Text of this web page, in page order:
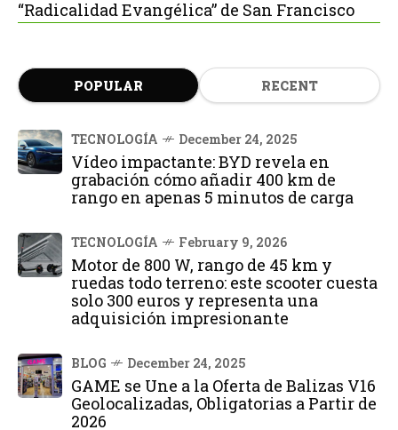
“Radicalidad Evangélica” de San Francisco
POPULAR RECENT
TECNOLOGÍA December 24, 2025
Vídeo impactante: BYD revela en
grabación cómo añadir 400 km de
rango en apenas 5 minutos de carga
TECNOLOGÍA February 9, 2026
Motor de 800 W, rango de 45 km y
ruedas todo terreno: este scooter cuesta
solo 300 euros y representa una
adquisición impresionante
BLOG December 24, 2025
GAME se Une a la Oferta de Balizas V16
Geolocalizadas, Obligatorias a Partir de
2026